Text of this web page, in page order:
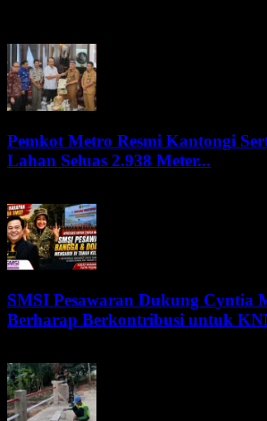
Pemkot Metro Resmi Kantongi
Lahan Seluas 2.938 Meter...
SMSI Pesawaran Dukung Cyntia
Berharap Berkontribusi untuk